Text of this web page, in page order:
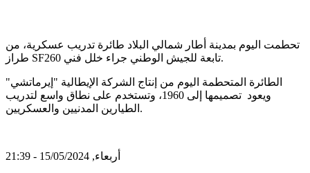
تحطمت اليوم بمدينة أطار شمالي البلاد طائرة تدريب عسكرية، من
طراز SF260 تابعة للجيش الوطني جراء خلل فني.
الطائرة المتحطمة اليوم من إنتاج الشركة الإيطالية "إيرماتشي"
ويعود تصميمها إلى 1960، وتستخدم على نطاق واسع لتدريب
الطيارين المدنيين والعسكريين.
أربعاء, 15/05/2024 - 21:39